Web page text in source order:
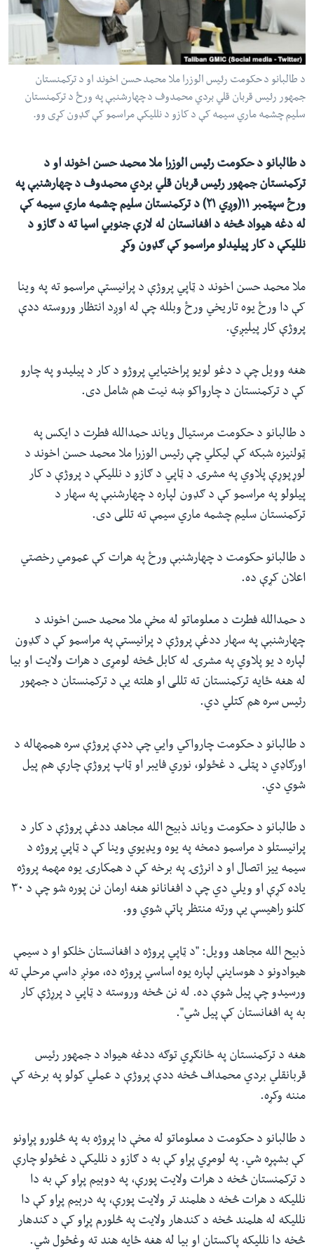
لټون
ځای
لاړ
شئ
له مونږ سره په تماس کې پاتې شئ
ژبې
د طالبانو د حکومت رئیس الوزرا ملا محمد حسن اخوند او د ترکمنستان
جمهور رئیس قربان قلي بردي محمدوف د چهارشنبې په ورځ د ترکمنستان
سلیم چشمه ماري سیمه کې د کازو د نللیکې مراسمو کې ګډون کړی وو.
د طالبانو د حکومت رئیس الوزرا ملا محمد حسن اخوند او د
ترکمنستانجمهور رئیسقربان قلي بردي محمدوفد چهارشنبې په
ورځ سپټمبر ۱۱(وږي ۲۱) د ترکمنستان
سلیم چشمه ماريسیمه کې
له دغه هیواد څخه د افغانستان له لارې جنوبي اسیا ته د ګازو د
نللیکې د کار پیلیدلو مراسمو کې ګډون وکړ
ملا محمد حسن اخوند د ټاپي پروژې د پرانیستې مراسمو ته په وینا
کې دا ورځ یوه تاریخي ورځ وبلله چې له اوږد انتظار وروسته ددې
پروژې کار پیلیږي.
هغه وویل چې د دغو لویو پراختیايي پروژو د کار د پیلیدو په چارو
کې د ترکمنستان د چارواکو ښه نیت هم شامل دی.
د طالبانو د حکومت مرستیال ویاند حمدالله فطرت د ایکس په
ټولنیزه شبکه کې لیکلي چې رئیس الوزرا ملا محمد حسن اخوند د
لوړپوړې پلاوي په مشرۍ د ټاپي د ګازو د نللیکې د پروژې د کار
پیلولو په مراسمو کې د ګډون لپاره د چهارشنبې په سهار د
ترکمنستان سلیم چشمه ماري سیمې ته تللی دی.
د طالبانو حکومت د چهارشنبې ورځ په هرات کې عمومي رخصتي
اعلان کړې ده.
د حمدالله فطرت د معلوماتو له مخې ملا محمد حسن اخوند د
چهارشنبې په سهار ددغې پروژې د پرانیستې په مراسمو کې د ګډون
لپاره د یو پلاوي په مشرۍ له کابل څخه لومړی د هرات ولایت او بیا
له هغه ځایه ترکمنستان ته تللی او هلته یې د ترکمنستان د جمهور
رئیس سره هم کتلي دي.
د طالبانو د حکومت چارواکي وايي چې ددې پروژې سره هممهاله د
اورګاډي د پټلۍ د غځولو، نوري فایبر او ټاپ پروژې چارې هم پیل
شوي دي.
د طالبانو د حکومت ویاند ذبیح الله مجاهد ددغې پروژې د کار د
پرانیستلو د مراسمو دمخه په یوه ویډیوي وینا کې د ټاپي پروژه د
سیمه ییز اتصال او د انرژۍ په برخه کې د همکارۍ یوه مهمه پروژه
یاده کړې او ویلي دي چې د افغانانو هغه ارمان نن پوره شو چې د ۳۰
کلنو راهیسې یې ورته منتظر پاتې شوي وو.
ذبیح الله مجاهد وویل: "د ټاپي پروژه د افغانستان خلکو او د سیمې
هیوادونو د هوساینې لپاره یوه اساسي پروژه ده، مونږ داسې مرحلې ته
ورسیدو چې پیل شوې ده. له نن څخه وروسته د ټاپي د پرړژې کار
به په افغانستان کې پیل شي".
هغه د ترکمنستان په ځانګړي توګه ددغه هیواد د جمهور رئیس
قربانقلي بردي محمداف څخه ددې پروژې د عملي کولو په برخه کې
مننه وکړه.
د طالبانو د حکومت د معلوماتو له مخې دا پروژه به په څلورو پړاونو
کې بشپړه شي. په لومړي پړاو کې به د ګازو د نللیکې د غځولو چارې
د ترکمنستان څخه د هرات ولایت پورې، په دوېیم پړاو کې به دا
نللیکه د هرات څخه د هلمند تر ولایت پورې، په درېیم پړاو کې دا
نللیکه له هلمند څخه د کندهار ولایت په څلورم پړاو کې د کندهار
څخه دا نللیکه پاکستان او بیا له هغه ځایه هند ته وغځول شي.